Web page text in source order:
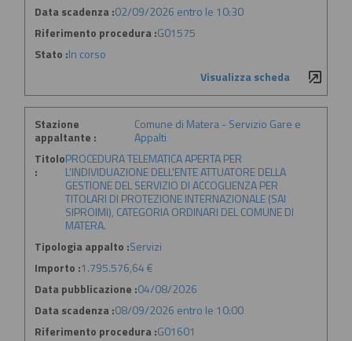
Data scadenza :02/09/2026 entro le 10:30
Riferimento procedura :G01575
Stato :In corso
Visualizza scheda
Stazione
appaltante :
Comune di Matera - Servizio Gare e
Appalti
Titolo
:
PROCEDURA TELEMATICA APERTA PER
L'INDIVIDUAZIONE DELL'ENTE ATTUATORE DELLA
GESTIONE DEL SERVIZIO DI ACCOGLIENZA PER
TITOLARI DI PROTEZIONE INTERNAZIONALE (SAI
SIPROIMI), CATEGORIA ORDINARI DEL COMUNE DI
MATERA.
Tipologia appalto :Servizi
Importo :1.795.576,64 €
Data pubblicazione :04/08/2026
Data scadenza :08/09/2026 entro le 10:00
Riferimento procedura :G01601